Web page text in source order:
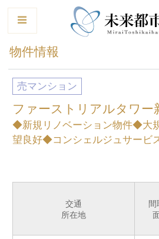
物件情報
売マンション
ファーストリアルタワ
◆新規リノベーション物件◆大
望良好◆コンシェルジュサー
交通
所在地
間